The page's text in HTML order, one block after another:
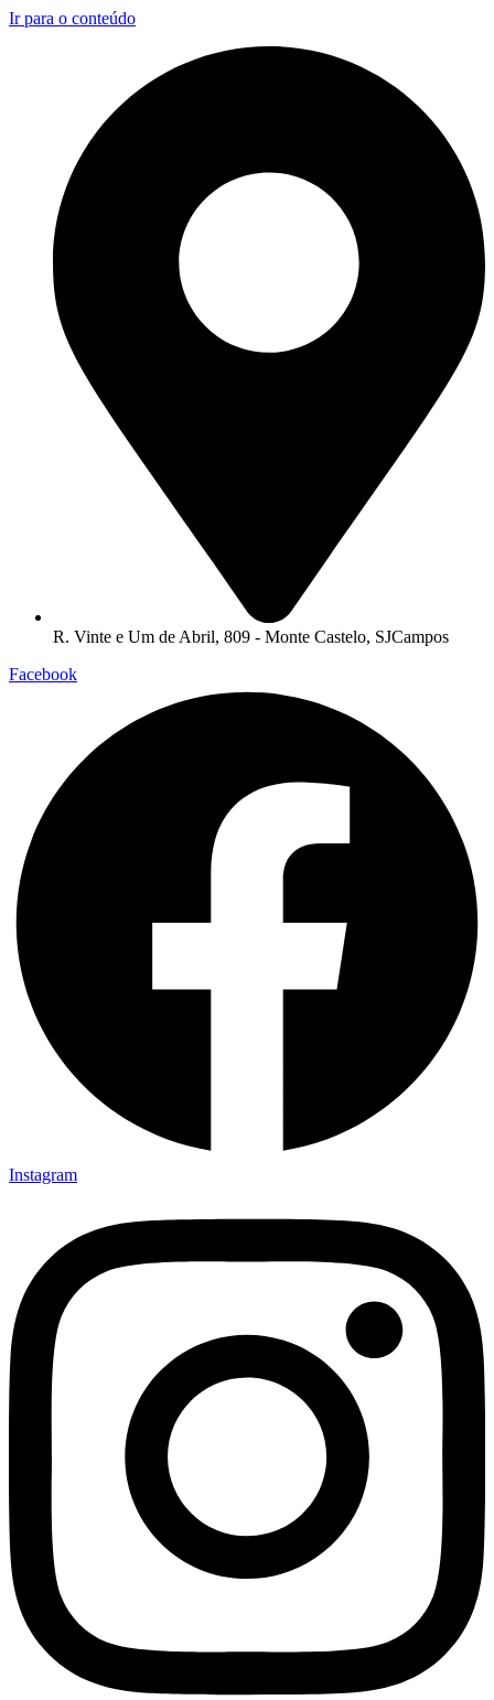
Ir para o conteúdo
R. Vinte e Um de Abril, 809 - Monte Castelo, SJCampos
Facebook
Instagram